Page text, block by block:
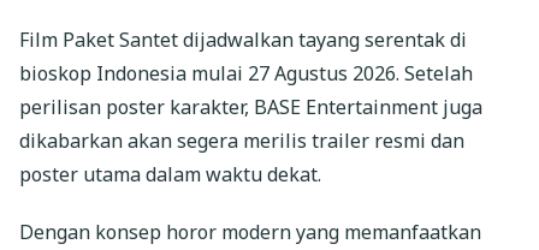
Film Paket Santet dijadwalkan tayang serentak di
bioskop Indonesia mulai 27 Agustus 2026. Setelah
perilisan poster karakter, BASE Entertainment juga
dikabarkan akan segera merilis trailer resmi dan
poster utama dalam waktu dekat.
Dengan konsep horor modern yang memanfaatkan